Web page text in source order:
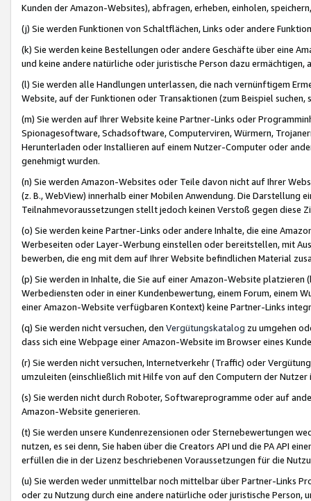
Kunden der Amazon-Websites), abfragen, erheben, einholen,
(j) Sie werden Funktionen von Schaltflächen, Links oder andere
(k) Sie werden keine Bestellungen oder andere Geschäfte über eine
und keine andere natürliche oder juristische Person dazu
(l) Sie werden alle Handlungen unterlassen, die nach vernünftigem
Website, auf der Funktionen oder Transaktionen (zum Beispiel
(m) Sie werden auf Ihrer Website keine Partner-Links oder
Spionagesoftware, Schadsoftware, Computerviren, Würmern,
Herunterladen oder Installieren auf einem Nutzer-Computer oder
genehmigt wurden.
(n) Sie werden Amazon-Websites oder Teile davon nicht auf Ihrer
(z. B., WebView) innerhalb einer Mobilen Anwendung. Die Darstellung
Teilnahmevoraussetzungen stellt jedoch keinen Verstoß gegen diese
(o) Sie werden keine Partner-Links oder andere Inhalte, die eine
Werbeseiten oder Layer-Werbung einstellen oder bereitstellen, mit
bewerben, die eng mit dem auf Ihrer Website befindlichen Material
(p) Sie werden in Inhalte, die Sie auf einer Amazon-Website
Werbediensten oder in einer Kundenbewertung, einem Forum, einem
einer Amazon-Website verfügbaren Kontext) keine Partner-Links
(q) Sie werden nicht versuchen, den Vergütungskatalog zu umgehen
dass sich eine Webpage einer Amazon-Website im Browser eines
(r) Sie werden nicht versuchen, Internetverkehr (Traffic) oder
umzuleiten (einschließlich mit Hilfe von auf den Computern der
(s) Sie werden nicht durch Roboter, Softwareprogramme oder auf
Amazon-Website generieren.
(t) Sie werden unsere Kundenrezensionen oder Sternebewertungen
nutzen, es sei denn, Sie haben über die Creators API und die PA API
erfüllen die in der Lizenz beschriebenen Voraussetzungen für die
(u) Sie werden weder unmittelbar noch mittelbar über Partner-Links
oder zu Nutzung durch eine andere natürliche oder juristische